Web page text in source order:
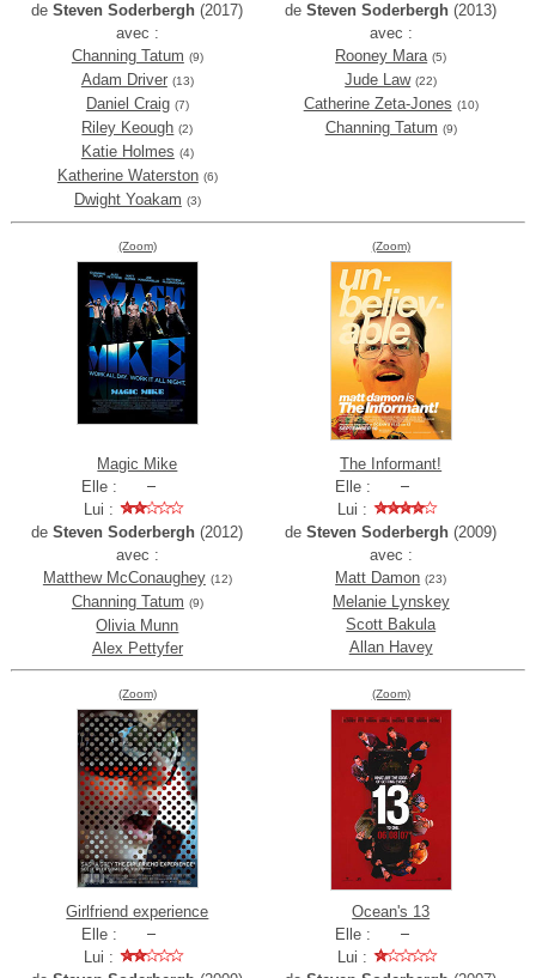
deSteven Soderbergh (2017)
avec :
Channing Tatum (9)
Adam Driver (13)
Daniel Craig (7)
Riley Keough (2)
Katie Holmes (4)
Katherine Waterston (6)
Dwight Yoakam (3)
deSteven Soderbergh (2013)
avec :
Rooney Mara (5)
Jude Law (22)
Catherine Zeta-Jones (10)
Channing Tatum (9)
(Zoom)
Magic Mike
Elle :
Lui :
deSteven Soderbergh (2012)
avec :
Matthew McConaughey (12)
Channing Tatum (9)
Olivia Munn
Alex Pettyfer
(Zoom)
The Informant!
Elle :
Lui :
deSteven Soderbergh (2009)
avec :
Matt Damon (23)
Melanie Lynskey
Scott Bakula
Allan Havey
(Zoom)
Girlfriend experience
Elle :
Lui :
(Zoom)
Ocean's 13
Elle :
Lui :